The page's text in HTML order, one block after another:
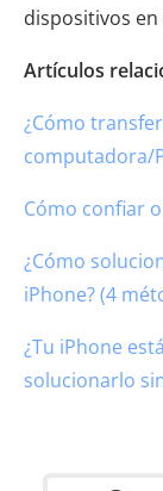
dispositivos
Artículos
¿Cómo
computadora/
Cómo confiar
¿Cómo
iPhone? (4
¿Tu iPhone
solucionarlo